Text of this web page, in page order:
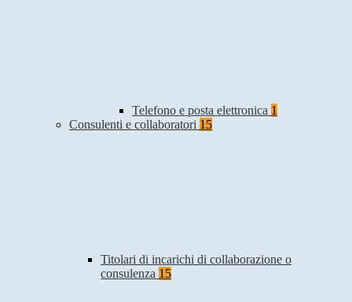
Telefono e posta elettronica 1
Consulenti e collaboratori 15
Titolari di incarichi di collaborazione o
consulenza 15